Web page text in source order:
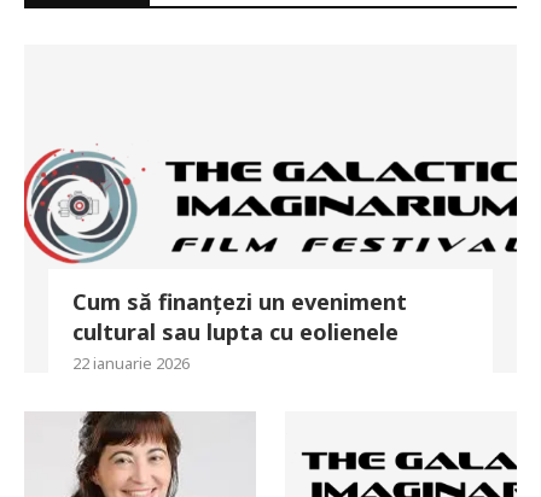
Cum să finanțezi un eveniment
cultural sau lupta cu eolienele
22 ianuarie 2026